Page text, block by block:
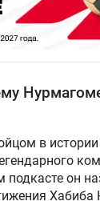
в
подкасте он